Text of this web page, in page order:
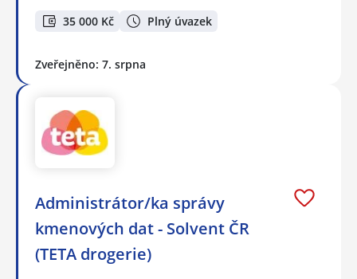
35 000 Kč Plný úvazek
Zveřejněno: 7. srpna
Administrátor/ka správy
kmenových dat - Solvent ČR
(TETA drogerie)